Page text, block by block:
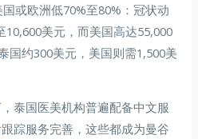
或欧洲低70%至80%：冠状动
美元，而美国高达55,000
国约300美元，美国则需1,500美
泰国医美机构普遍配备中文服
踪服务完善，这些都成为曼谷